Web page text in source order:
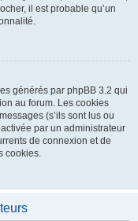
il est probable qu’un
générés par phpBB 3.2 qui
au forum. Les cookies
(s’ils sont lus ou
par un administrateur
de connexion et de
cookies.